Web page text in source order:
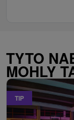
TYTO
MOHLY
TIP